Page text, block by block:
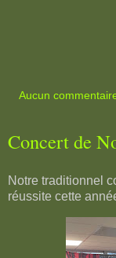
Aucun
Concert de
Notre traditionnel
réussite cette